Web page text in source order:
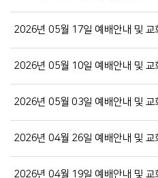
2026년 05월 17일 예배안내 및 교
2026년 05월 10일 예배안내 및 교
2026년 05월 03일 예배안내 및 교
2026년 04월 26일 예배안내 및 교
2026년 04월 19일 예배안내 및 교